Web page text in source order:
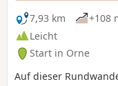
7,93 km
+108
Leicht
Start in Orne
Auf dieser